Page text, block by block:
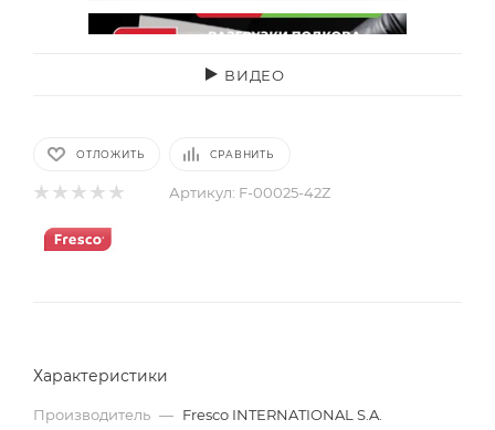
ВИДЕО
ОТЛОЖИТЬ СРАВНИТЬ
Артикул: F-00025-42Z
Характеристики
Производитель — Fresco INTERNATIONAL S.A.